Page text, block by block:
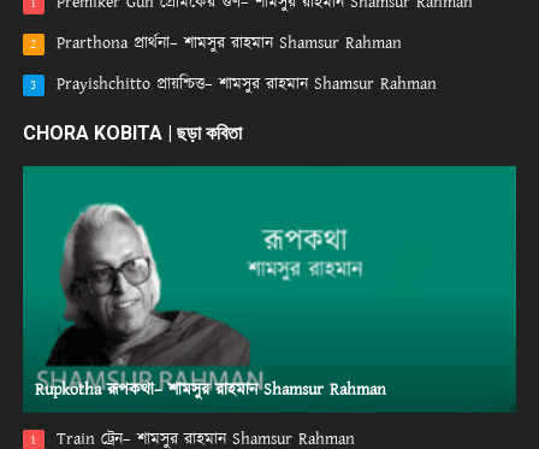
2 Prarthona প্রার্থনা– শামসুর রাহমান Shamsur Rahman
3 Prayishchitto প্রায়শ্চিত্ত– শামসুর রাহমান Shamsur Rahman
CHORA KOBITA | ছড়া কবিতা
Rupkotha রূপকথা– শামসুর রাহমান Shamsur Rahman
1 Train ট্রেন– শামসুর রাহমান Shamsur Rahman